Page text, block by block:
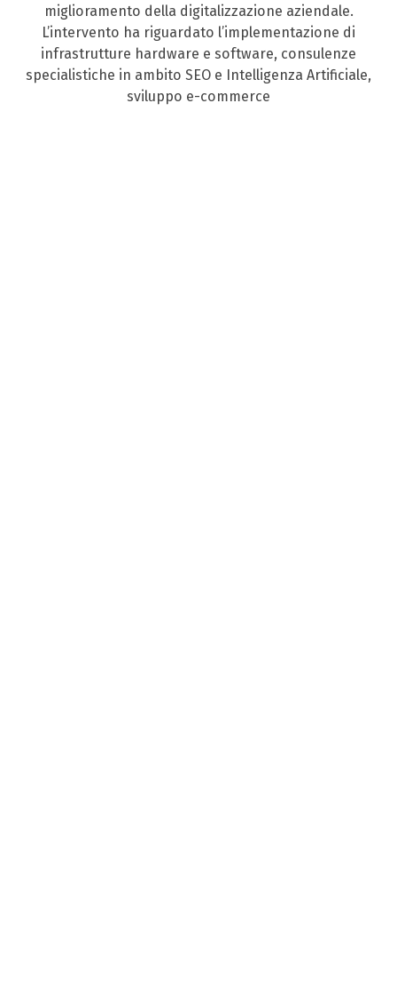
miglioramento della digitalizzazione aziendale.
L’intervento ha riguardato l’implementazione di
infrastrutture hardware e software, consulenze
specialistiche in ambito SEO e Intelligenza Artificiale,
sviluppo e-commerce